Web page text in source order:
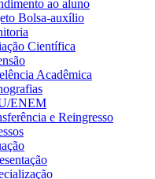
ao aluno
Bolsa-auxílio
Científica
Acadêmica
ENEM
e Reingresso